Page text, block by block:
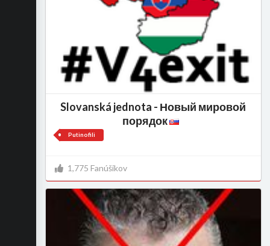
Slovanská jednota - Новый мировой
порядок
Putinofili
1,775 Fanúšikov